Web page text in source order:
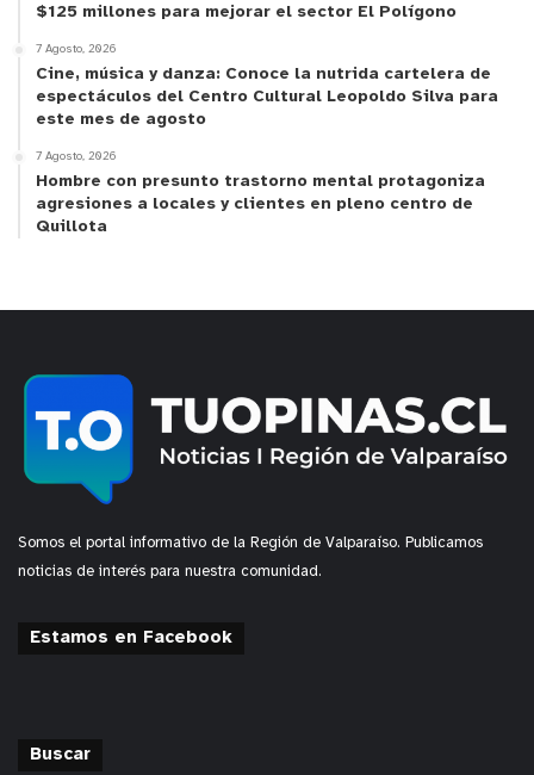
$125 millones para mejorar el sector El Polígono
7 Agosto, 2026
Cine, música y danza: Conoce la nutrida cartelera de
espectáculos del Centro Cultural Leopoldo Silva para
este mes de agosto
7 Agosto, 2026
Hombre con presunto trastorno mental protagoniza
agresiones a locales y clientes en pleno centro de
Quillota
Somos el portal informativo de la Región de Valparaíso. Publicamos
noticias de interés para nuestra comunidad.
Estamos en Facebook
Buscar